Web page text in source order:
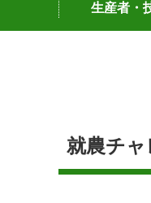
生産者・
土地利用型
野菜
果樹・花き
加工・流通
経営･現地情
環境病害虫
畜産
森林林業
水産
基幹種雄牛
就農チャ